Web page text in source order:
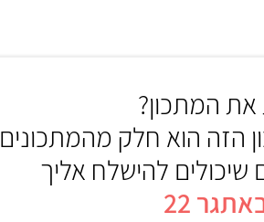
המתכון?
הזה הוא חלק מהמתכונים
שיכולים להישלח אליך
22